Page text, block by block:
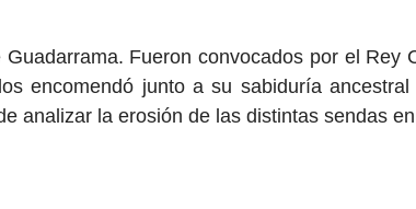
Fueron convocados por el Rey
encomendó junto a su sabiduría
analizar la erosión de las distintas sendas